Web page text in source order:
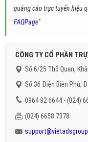
quảng cáo trực tuyến hiệu
FAQPage"
CÔNG TY CỔ PHẦN
Số 6/25 Thổ Quan,
Số 36 Điện Biên Phủ,
0964 82 6644 - (024)
(024) 6658 7378